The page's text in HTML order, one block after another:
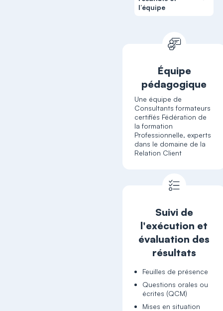
l’équipe
Équipe
pédagogique
Une équipe de
Consultants formateurs
certifiés Fédération de
la formation
Professionnelle, experts
dans le domaine de la
Relation Client
Suivi de
l'exécution et
évaluation des
résultats
Feuilles de présence
Questions orales ou
écrites (QCM)
Mises en situation